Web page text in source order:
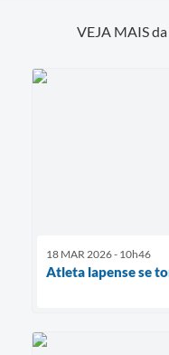
VEJA MAIS
18 MAR 2026 - 10h46
Atleta lapense se